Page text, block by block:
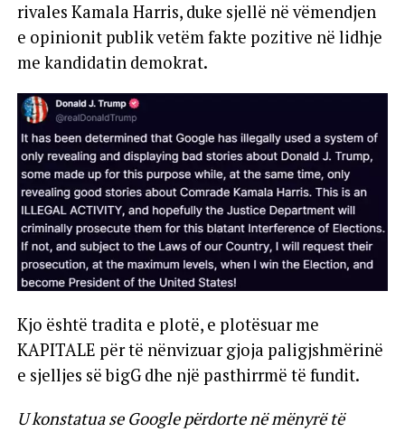
rivales Kamala Harris, duke sjellë në vëmendjen
e opinionit publik vetëm fakte pozitive në lidhje
me kandidatin demokrat.
Kjo është tradita e plotë, e plotësuar me
KAPITALE për të nënvizuar gjoja paligjshmërinë
e sjelljes së bigG dhe një pasthirrmë të fundit.
U konstatua se Google përdorte në mënyrë të